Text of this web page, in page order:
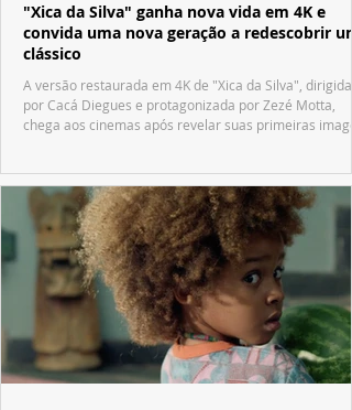
"Xica da Silva" ganha nova vida em 4K e
convida uma nova geração a redescobrir um
clássico
A versão restaurada em 4K de "Xica da Silva", dirigida
por Cacá Diegues e protagonizada por Zezé Motta,
chega aos cinemas após revelar suas primeiras